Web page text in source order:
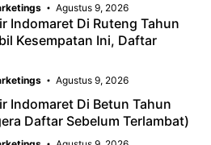
Agustus 9, 2026
Indomaret Di Ruteng Tahun
Kesempatan Ini, Daftar
Agustus 9, 2026
Indomaret Di Betun Tahun
Daftar Sebelum Terlambat)